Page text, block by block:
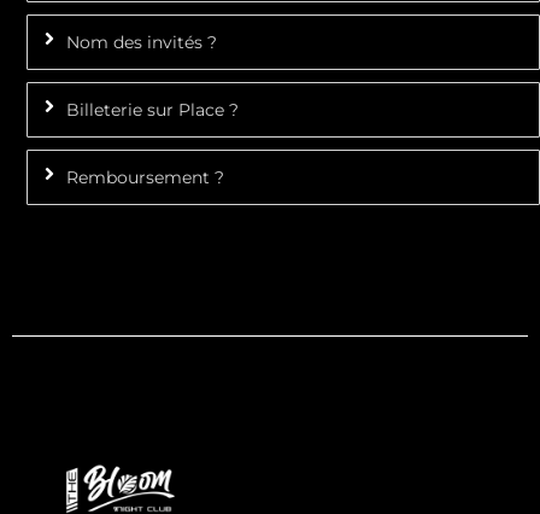
Nom des invités ?
Billeterie sur Place ?
Remboursement ?